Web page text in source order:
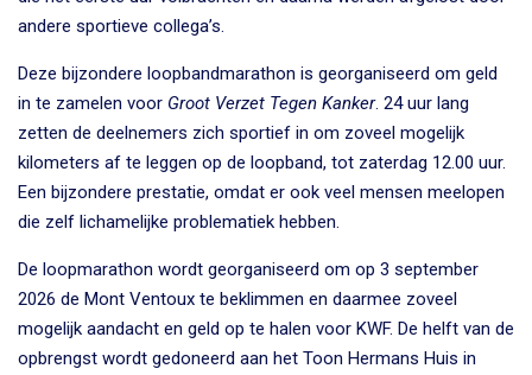
andere sportieve collega’s.
Deze bijzondere loopbandmarathon is georganiseerd om geld
in te zamelen voor Groot Verzet Tegen Kanker. 24 uur lang
zetten de deelnemers zich sportief in om zoveel mogelijk
kilometers af te leggen op de loopband, tot zaterdag 12.00 uur.
Een bijzondere prestatie, omdat er ook veel mensen meelopen
die zelf lichamelijke problematiek hebben.
De loopmarathon wordt georganiseerd om op 3 september
2026 de Mont Ventoux te beklimmen en daarmee zoveel
mogelijk aandacht en geld op te halen voor KWF. De helft van de
opbrengst wordt gedoneerd aan het Toon Hermans Huis in